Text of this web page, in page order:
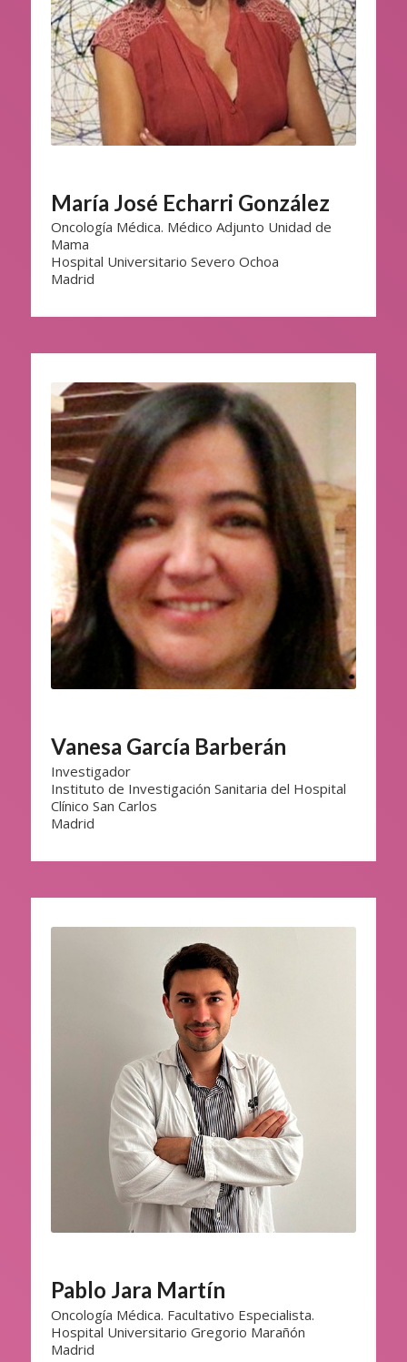
María José Echarri González
Oncología Médica. Médico Adjunto Unidad de
Mama
Hospital Universitario Severo Ochoa
Madrid
Vanesa García Barberán
Investigador
Instituto de Investigación Sanitaria del Hospital
Clínico San Carlos
Madrid
Pablo Jara Martín
Oncología Médica. Facultativo Especialista.
Hospital Universitario Gregorio Marañón
Madrid